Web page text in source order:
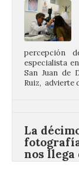
percepción
especialista
San Juan de
Ruiz,
carretera
motivo
defensa